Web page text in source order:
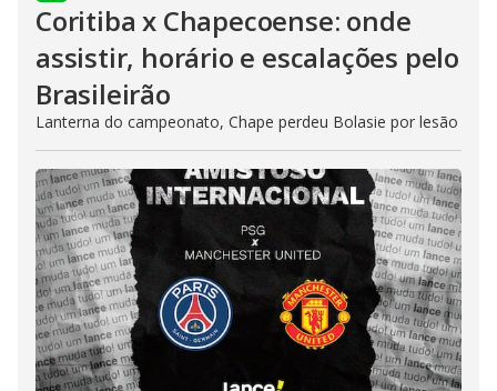
Coritiba x Chapecoense: onde
assistir, horário e escalações pelo
Brasileirão
Lanterna do campeonato, Chape perdeu Bolasie por lesão